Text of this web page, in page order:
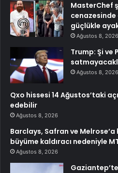
MasterChef
cenazesinde
güçlükle
Ağustos 8, 2026
Trump: Şi ve
Ağustos 8, 2026
Qxo hissesi 14 Ağustos’taki
edebilir
Ağustos 8, 2026
Barclays, Safran ve Melrose’a
büyüme kaldıracı nedeniyle
Ağustos 8, 2026